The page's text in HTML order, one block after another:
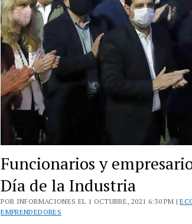
Funcionarios y
Día de la Industria
POR INFORMACIONES EL 1 OCTUBRE, 2021 6:30 PM |
EMPRENDEDORES